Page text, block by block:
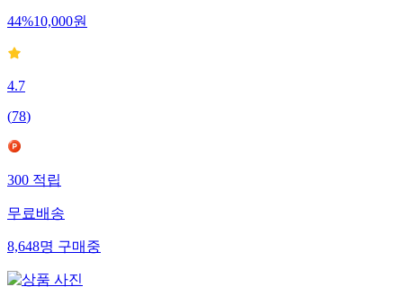
44%10,000원
4.7
(78)
300적립
무료배송
8,648명구매중